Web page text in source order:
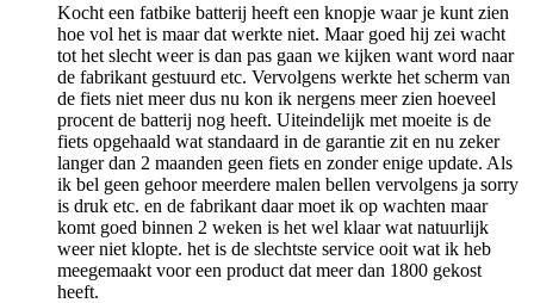
Kocht een fatbike batterij heeft een knopje waar je kunt zien
hoe vol het is maar dat werkte niet. Maar goed hij zei wacht
tot het slecht weer is dan pas gaan we kijken want word naar
de fabrikant gestuurd etc. Vervolgens werkte het scherm van
de fiets niet meer dus nu kon ik nergens meer zien hoeveel
procent de batterij nog heeft. Uiteindelijk met moeite is de
fiets opgehaald wat standaard in de garantie zit en nu zeker
langer dan 2 maanden geen fiets en zonder enige update. Als
ik bel geen gehoor meerdere malen bellen vervolgens ja sorry
is druk etc. en de fabrikant daar moet ik op wachten maar
komt goed binnen 2 weken is het wel klaar wat natuurlijk
weer niet klopte. het is de slechtste service ooit wat ik heb
meegemaakt voor een product dat meer dan 1800 gekost
heeft.